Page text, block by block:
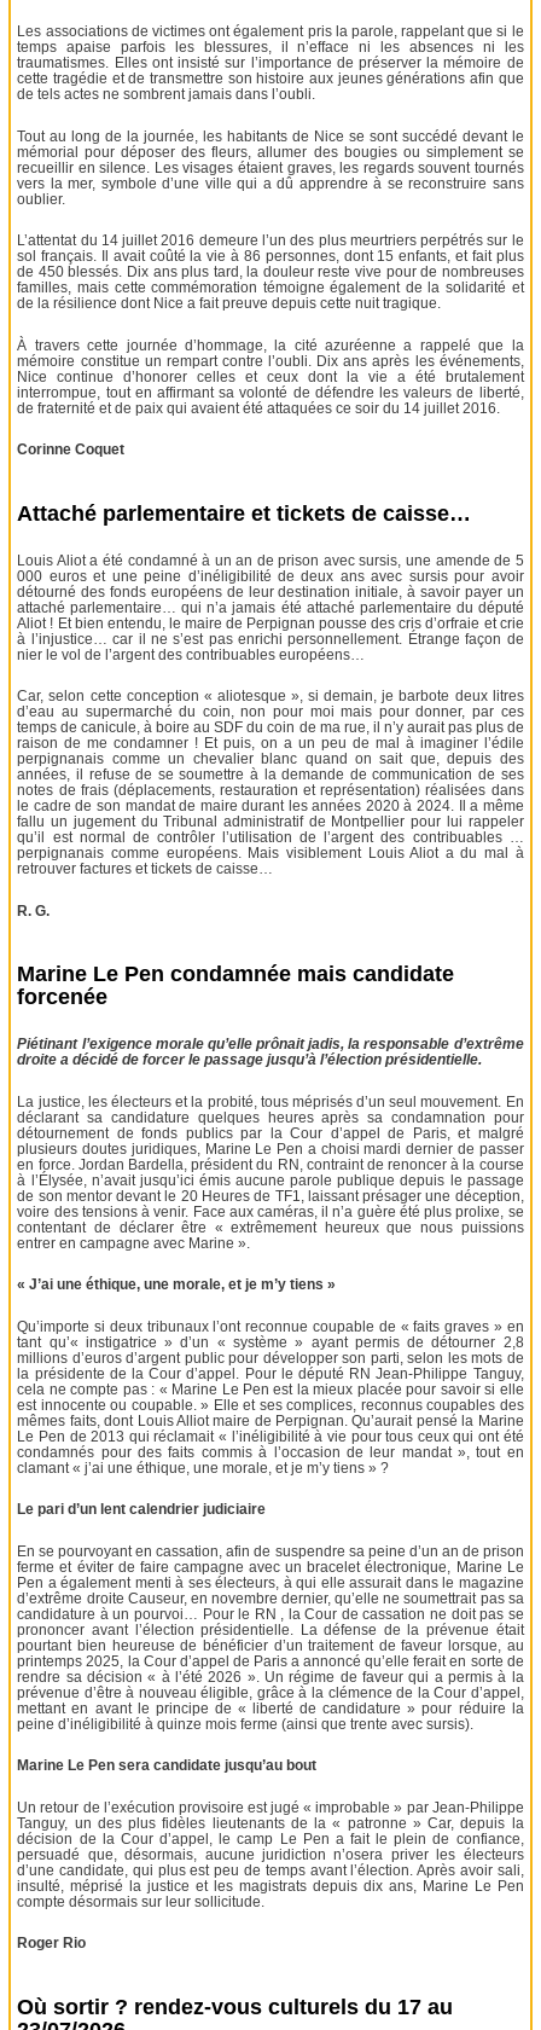
Les associations de victimes ont également pris la parole, rappelant que si le
temps apaise parfois les blessures, il n’efface ni les absences ni les
traumatismes. Elles ont insisté sur l’importance de préserver la mémoire de
cette tragédie et de transmettre son histoire aux jeunes générations afin que
de tels actes ne sombrent jamais dans l’oubli.
Tout au long de la journée, les habitants de Nice se sont succédé devant le
mémorial pour déposer des fleurs, allumer des bougies ou simplement se
recueillir en silence. Les visages étaient graves, les regards souvent tournés
vers la mer, symbole d’une ville qui a dû apprendre à se reconstruire sans
oublier.
L’attentat du 14 juillet 2016 demeure l’un des plus meurtriers perpétrés sur le
sol français. Il avait coûté la vie à 86 personnes, dont 15 enfants, et fait plus
de 450 blessés. Dix ans plus tard, la douleur reste vive pour de nombreuses
familles, mais cette commémoration témoigne également de la solidarité et
de la résilience dont Nice a fait preuve depuis cette nuit tragique.
À travers cette journée d’hommage, la cité azuréenne a rappelé que la
mémoire constitue un rempart contre l’oubli. Dix ans après les événements,
Nice continue d’honorer celles et ceux dont la vie a été brutalement
interrompue, tout en affirmant sa volonté de défendre les valeurs de liberté,
de fraternité et de paix qui avaient été attaquées ce soir du 14 juillet 2016.
Corinne Coquet
Attaché parlementaire et tickets de caisse…
Louis Aliot a été condamné à un an de prison avec sursis, une amende de 5
000 euros et une peine d’inéligibilité de deux ans avec sursis pour avoir
détourné des fonds européens de leur destination initiale, à savoir payer un
attaché parlementaire… qui n’a jamais été attaché parlementaire du député
Aliot ! Et bien entendu, le maire de Perpignan pousse des cris d’orfraie et crie
à l’injustice… car il ne s’est pas enrichi personnellement. Étrange façon de
nier le vol de l’argent des contribuables européens…
Car, selon cette conception « aliotesque », si demain, je barbote deux litres
d’eau au supermarché du coin, non pour moi mais pour donner, par ces
temps de canicule, à boire au SDF du coin de ma rue, il n’y aurait pas plus de
raison de me condamner ! Et puis, on a un peu de mal à imaginer l’édile
perpignanais comme un chevalier blanc quand on sait que, depuis des
années, il refuse de se soumettre à la demande de communication de ses
notes de frais (déplacements, restauration et représentation) réalisées dans
le cadre de son mandat de maire durant les années 2020 à 2024. Il a même
fallu un jugement du Tribunal administratif de Montpellier pour lui rappeler
qu’il est normal de contrôler l’utilisation de l’argent des contribuables …
perpignanais comme européens. Mais visiblement Louis Aliot a du mal à
retrouver factures et tickets de caisse…
R. G.
Marine Le Pen condamnée mais candidate
forcenée
Piétinant l’exigence morale qu’elle prônait jadis, la responsable d’extrême
droite a décidé de forcer le passage jusqu’à l’élection présidentielle.
La justice, les électeurs et la probité, tous méprisés d’un seul mouvement. En
déclarant sa candidature quelques heures après sa condamnation pour
détournement de fonds publics par la Cour d’appel de Paris, et malgré
plusieurs doutes juridiques, Marine Le Pen a choisi mardi dernier de passer
en force. Jordan Bardella, président du RN, contraint de renoncer à la course
à l’Élysée, n’avait jusqu’ici émis aucune parole publique depuis le passage
de son mentor devant le 20 Heures de TF1, laissant présager une déception,
voire des tensions à venir. Face aux caméras, il n’a guère été plus prolixe, se
contentant de déclarer être « extrêmement heureux que nous puissions
entrer en campagne avec Marine ».
« J’ai une éthique, une morale, et je m’y tiens »
Qu’importe si deux tribunaux l’ont reconnue coupable de « faits graves » en
tant qu’« instigatrice » d’un « système » ayant permis de détourner 2,8
millions d’euros d’argent public pour développer son parti, selon les mots de
la présidente de la Cour d’appel. Pour le député RN Jean-Philippe Tanguy,
cela ne compte pas : « Marine Le Pen est la mieux placée pour savoir si elle
est innocente ou coupable. » Elle et ses complices, reconnus coupables des
mêmes faits, dont Louis Alliot maire de Perpignan. Qu’aurait pensé la Marine
Le Pen de 2013 qui réclamait « l’inéligibilité à vie pour tous ceux qui ont été
condamnés pour des faits commis à l’occasion de leur mandat », tout en
clamant « j’ai une éthique, une morale, et je m’y tiens » ?
Le pari d’un lent calendrier judiciaire
En se pourvoyant en cassation, afin de suspendre sa peine d’un an de prison
ferme et éviter de faire campagne avec un bracelet électronique, Marine Le
Pen a également menti à ses électeurs, à qui elle assurait dans le magazine
d’extrême droite Causeur, en novembre dernier, qu’elle ne soumettrait pas sa
candidature à un pourvoi… Pour le RN , la Cour de cassation ne doit pas se
prononcer avant l’élection présidentielle. La défense de la prévenue était
pourtant bien heureuse de bénéficier d’un traitement de faveur lorsque, au
printemps 2025, la Cour d’appel de Paris a annoncé qu’elle ferait en sorte de
rendre sa décision « à l’été 2026 ». Un régime de faveur qui a permis à la
prévenue d’être à nouveau éligible, grâce à la clémence de la Cour d’appel,
mettant en avant le principe de « liberté de candidature » pour réduire la
peine d’inéligibilité à quinze mois ferme (ainsi que trente avec sursis).
Marine Le Pen sera candidate jusqu’au bout
Un retour de l’exécution provisoire est jugé « improbable » par Jean-Philippe
Tanguy, un des plus fidèles lieutenants de la « patronne » Car, depuis la
décision de la Cour d’appel, le camp Le Pen a fait le plein de confiance,
persuadé que, désormais, aucune juridiction n’osera priver les électeurs
d’une candidate, qui plus est peu de temps avant l’élection. Après avoir sali,
insulté, méprisé la justice et les magistrats depuis dix ans, Marine Le Pen
compte désormais sur leur sollicitude.
Roger Rio
Où sortir ? rendez-vous culturels du 17 au